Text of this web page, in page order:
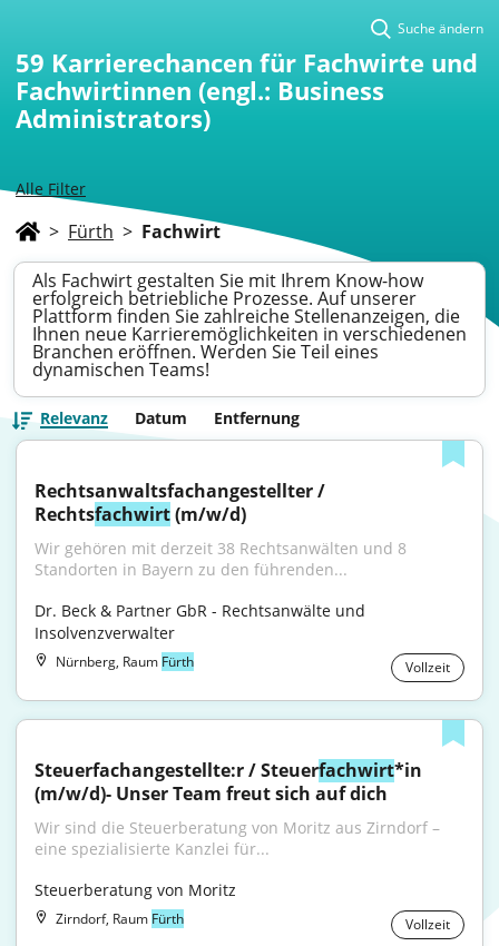
Alle Filter
Suche ändern
59 Karrierechancen für Fachwirte und
Fachwirtinnen (engl.: Business
Administrators)
> Fürth > Fachwirt
Als Fachwirt gestalten Sie mit Ihrem Know-how
erfolgreich betriebliche Prozesse. Auf unserer
Plattform finden Sie zahlreiche Stellenanzeigen, die
Ihnen neue Karrieremöglichkeiten in verschiedenen
Branchen eröffnen. Werden Sie Teil eines
dynamischen Teams!
Relevanz Datum Entfernung
Rechtsanwaltsfachangestellter /
Rechtsfachwirt (m/w/d)
Wir gehören mit derzeit 38 Rechtsanwälten und 8
Standorten in Bayern zu den führenden...
Dr. Beck & Partner GbR - Rechtsanwälte und
Insolvenzverwalter
Nürnberg, Raum Fürth Vollzeit
Steuerfachangestellte:r / Steuerfachwirt*in
(m/w/d)- Unser Team freut sich auf dich
Wir sind die Steuerberatung von Moritz aus Zirndorf –
eine spezialisierte Kanzlei für...
Steuerberatung von Moritz
Zirndorf, Raum Fürth Vollzeit